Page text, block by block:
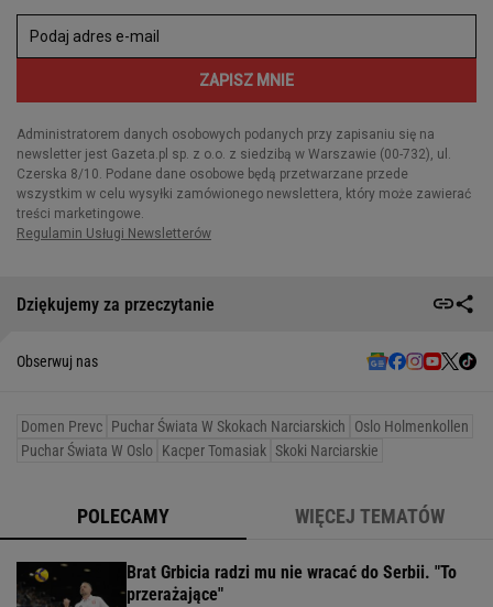
Dziękujemy za przeczytanie
Obserwuj nas
Domen Prevc Puchar Świata W Skokach Narciarskich
Oslo Holmenkollen
Puchar Świata W Oslo Kacper Tomasiak Skoki Narciarskie
POLECAMY WIĘCEJ TEMATÓW
Brat Grbicia radzi mu nie wracać do Serbii. "To
przerażające"